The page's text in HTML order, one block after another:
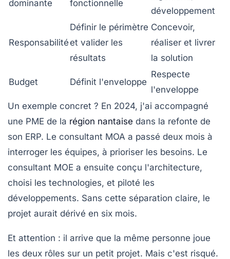
dominante
fonctionnelle
développement
Responsabilité
Définir le périmètre
et valider les
résultats
Concevoir,
réaliser et livrer
la solution
Budget Définit l'enveloppe
Respecte
l'enveloppe
Un exemple concret ? En 2024, j'ai accompagné
une PME de la région nantaise dans la refonte de
son ERP. Le consultant MOA a passé deux mois à
interroger les équipes, à prioriser les besoins. Le
consultant MOE a ensuite conçu l'architecture,
choisi les technologies, et piloté les
développements. Sans cette séparation claire, le
projet aurait dérivé en six mois.
Et attention : il arrive que la même personne joue
les deux rôles sur un petit projet. Mais c'est risqué.